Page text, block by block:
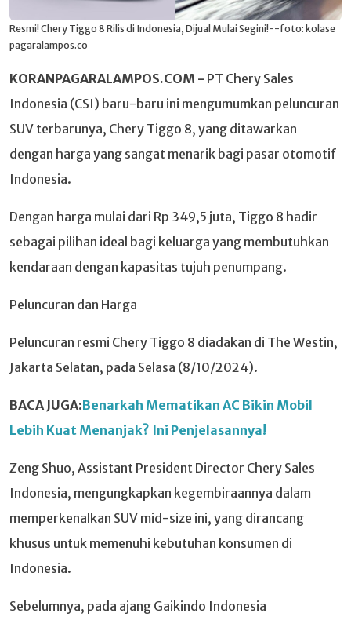
Resmi! Chery Tiggo 8 Rilis di Indonesia, Dijual Mulai Segini!--foto: kolase
pagaralampos.co
KORANPAGARALAMPOS.COM - PT Chery Sales
Indonesia (CSI) baru-baru ini mengumumkan peluncuran
SUV terbarunya, Chery Tiggo 8, yang ditawarkan
dengan harga yang sangat menarik bagi pasar otomotif
Indonesia.
Dengan harga mulai dari Rp 349,5 juta, Tiggo 8 hadir
sebagai pilihan ideal bagi keluarga yang membutuhkan
kendaraan dengan kapasitas tujuh penumpang.
Peluncuran dan Harga
Peluncuran resmi Chery Tiggo 8 diadakan di The Westin,
Jakarta Selatan, pada Selasa (8/10/2024).
BACA JUGA:Benarkah Mematikan AC Bikin Mobil
Lebih Kuat Menanjak? Ini Penjelasannya!
Zeng Shuo, Assistant President Director Chery Sales
Indonesia, mengungkapkan kegembiraannya dalam
memperkenalkan SUV mid-size ini, yang dirancang
khusus untuk memenuhi kebutuhan konsumen di
Indonesia.
Sebelumnya, pada ajang Gaikindo Indonesia